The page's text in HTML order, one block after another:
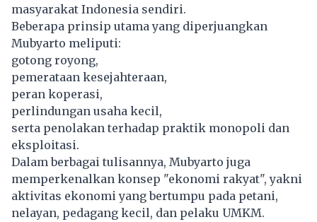
masyarakat Indonesia sendiri.
Beberapa prinsip utama yang diperjuangkan
Mubyarto meliputi:
gotong royong,
pemerataan kesejahteraan,
peran koperasi,
perlindungan usaha kecil,
serta penolakan terhadap praktik monopoli dan
eksploitasi.
Dalam berbagai tulisannya, Mubyarto juga
memperkenalkan konsep "ekonomi rakyat", yakni
aktivitas ekonomi yang bertumpu pada petani,
nelayan, pedagang kecil, dan pelaku UMKM.